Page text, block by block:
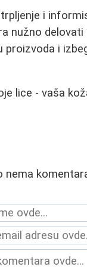
i
nužno
i
lice - vaša
nema